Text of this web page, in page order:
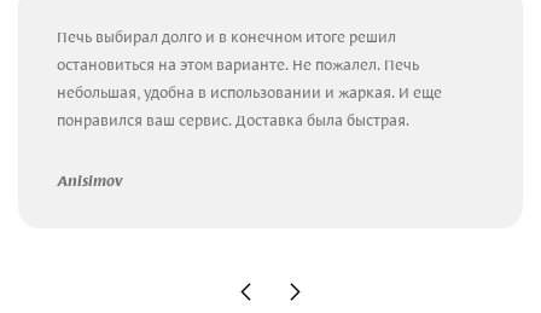
Печь выбирал долго и в конечном итоге решил
остановиться на этом варианте. Не пожалел. Печь
небольшая, удобна в использовании и жаркая. И еще
понравился ваш сервис. Доставка была быстрая.
Anisimov